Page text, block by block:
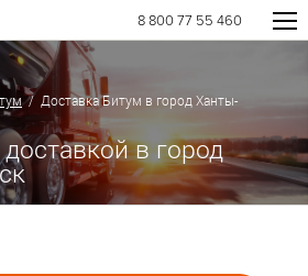
8 800 77 55 460
/ Доставка Битум в город Ханты-
в город